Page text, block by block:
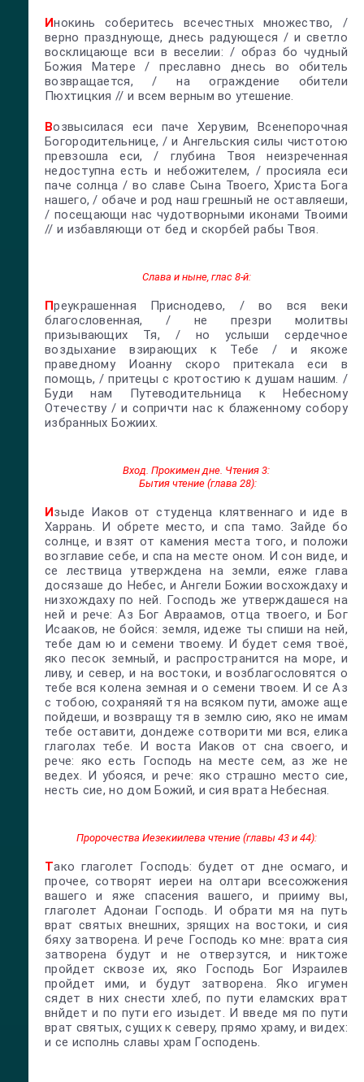
Инокинь соберитесь всечестных множество, /
верно празднующе, днесь радующеся / и светло
восклицающе вси в веселии: / образ бо чудный
Божия Матере / преславно днесь во обитель
возвращается, / на ограждение обители
Пюхтицкия // и всем верным во утешение.
Возвысилася еси паче Херувим, Всенепорочная
Богородительнице, / и Ангельския силы чистотою
превзошла еси, / глубина Твоя неизреченная
недоступна есть и небожителем, / просияла еси
паче солнца / во славе Сына Твоего, Христа Бога
нашего, / обаче и род наш грешный не оставляеши,
/ посещающи нас чудотворными иконами Твоими
// и избавляющи от бед и скорбей рабы Твоя.
Слава и ныне, глас 8-й:
Преукрашенная Приснодево, / во вся веки
благословенная, / не презри молитвы
призывающих Тя, / но услыши сердечное
воздыхание взирающих к Тебе / и якоже
праведному Иоанну скоро притекала еси в
помощь, / притецы с кротостию к душам нашим. /
Буди нам Путеводительница к Небесному
Отечеству / и сопричти нас к блаженному собору
избранных Божиих.
Вход. Прокимен дне. Чтения 3:
Бытия чтение (глава 28):
Изыде Иаков от студенца клятвеннаго и иде в
Харрань. И обрете место, и спа тамо. Зайде бо
солнце, и взят от камения места того, и положи
возглавие себе, и спа на месте оном. И сон виде, и
се лествица утверждена на земли, еяже глава
досязаше до Небес, и Ангели Божии восхождаху и
низхождаху по ней. Господь же утверждашеся на
ней и рече: Аз Бог Авраамов, отца твоего, и Бог
Исааков, не бойся: земля, идеже ты спиши на ней,
тебе дам ю и семени твоему. И будет семя твоё,
яко песок земный, и распространится на море, и
ливу, и север, и на востоки, и возблагословятся о
тебе вся колена земная и о семени твоем. И се Аз
с тобою, сохраняяй тя на всяком пути, аможе аще
пойдеши, и возвращу тя в землю сию, яко не имам
тебе оставити, дондеже сотворити ми вся, елика
глаголах тебе. И воста Иаков от сна своего, и
рече: яко есть Господь на месте сем, аз же не
ведех. И убояся, и рече: яко страшно место сие,
несть сие, но дом Божий, и сия врата Небесная.
Пророчества Иезекиилева чтение (главы 43 и 44):
Тако глаголет Господь: будет от дне осмаго, и
прочее, сотворят иереи на олтари всесожжения
вашего и яже спасения вашего, и прииму вы,
глаголет Адонаи Господь. И обрати мя на путь
врат святых внешних, зрящих на востоки, и сия
бяху затворена. И рече Господь ко мне: врата сия
затворена будут и не отверзутся, и никтоже
пройдет сквозе их, яко Господь Бог Израилев
пройдет ими, и будут затворена. Яко игумен
сядет в них снести хлеб, по пути еламских врат
внйдет и по пути его изыдет. И введе мя по пути
врат святых, сущих к северу, прямо храму, и видех:
и се исполнь славы храм Господень.